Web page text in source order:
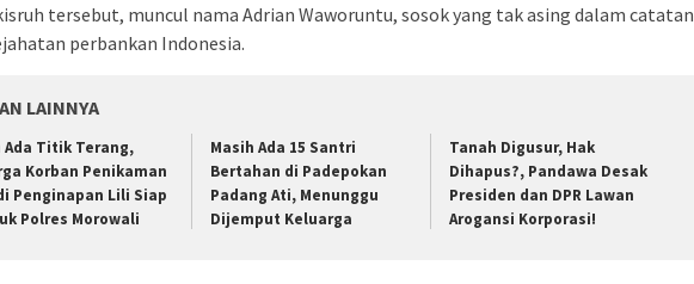
tersebut, muncul nama Adrian Waworuntu, sosok yang tak asing dalam catatan
perbankan Indonesia.
LAINNYA
Ada Titik Terang,
Korban Penikaman
Penginapan Lili Siap
Polres Morowali
Masih Ada 15 Santri
Bertahan di Padepokan
Padang Ati, Menunggu
Dijemput Keluarga
Tanah Digusur, Hak
Dihapus?, Pandawa Desak
Presiden dan DPR Lawan
Arogansi Korporasi!